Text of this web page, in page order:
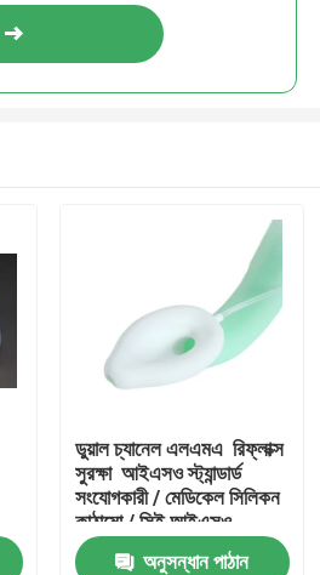
ডুয়াল চ্যানেল এলএমএ ️ রিফ্লাক্স
সুরক্ষা ️ আইএসও স্ট্যান্ডার্ড
সংযোগকারী / মেডিকেল সিলিকন
কাঠামো / সিই আইএসও
অনুসন্ধান পাঠান